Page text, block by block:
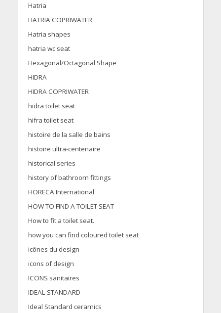
Hatria
HATRIA COPRIWATER
Hatria shapes
hatria wc seat
Hexagonal/Octagonal Shape
HIDRA
HIDRA COPRIWATER
hidra toilet seat
hifra toilet seat
histoire de la salle de bains
histoire ultra-centenaire
historical series
history of bathroom fittings
HORECA International
HOW TO FIND A TOILET SEAT
How to fit a toilet seat.
how you can find coloured toilet seat
icônes du design
icons of design
ICONS sanitaires
IDEAL STANDARD
Ideal Standard ceramics